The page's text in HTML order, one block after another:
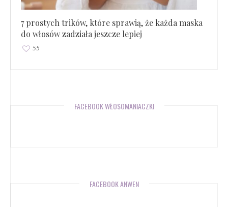
7 prostych trików, które sprawią, że każda maska
do włosów zadziała jeszcze lepiej
55
FACEBOOK WŁOSOMANIACZKI
FACEBOOK ANWEN